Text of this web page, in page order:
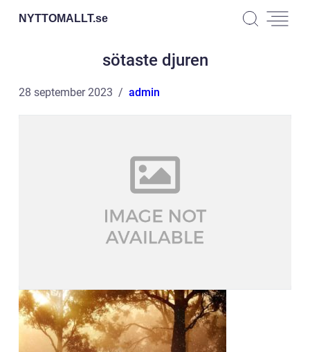
NYTTOMALLT.se
sötaste djuren
28 september 2023 admin